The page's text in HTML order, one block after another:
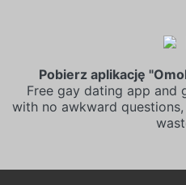
Pobierz aplikację
Free gay dating app and
with no awkward